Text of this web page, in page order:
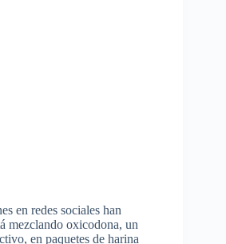
en redes sociales han
mezclando oxicodona, un
en paquetes de harina